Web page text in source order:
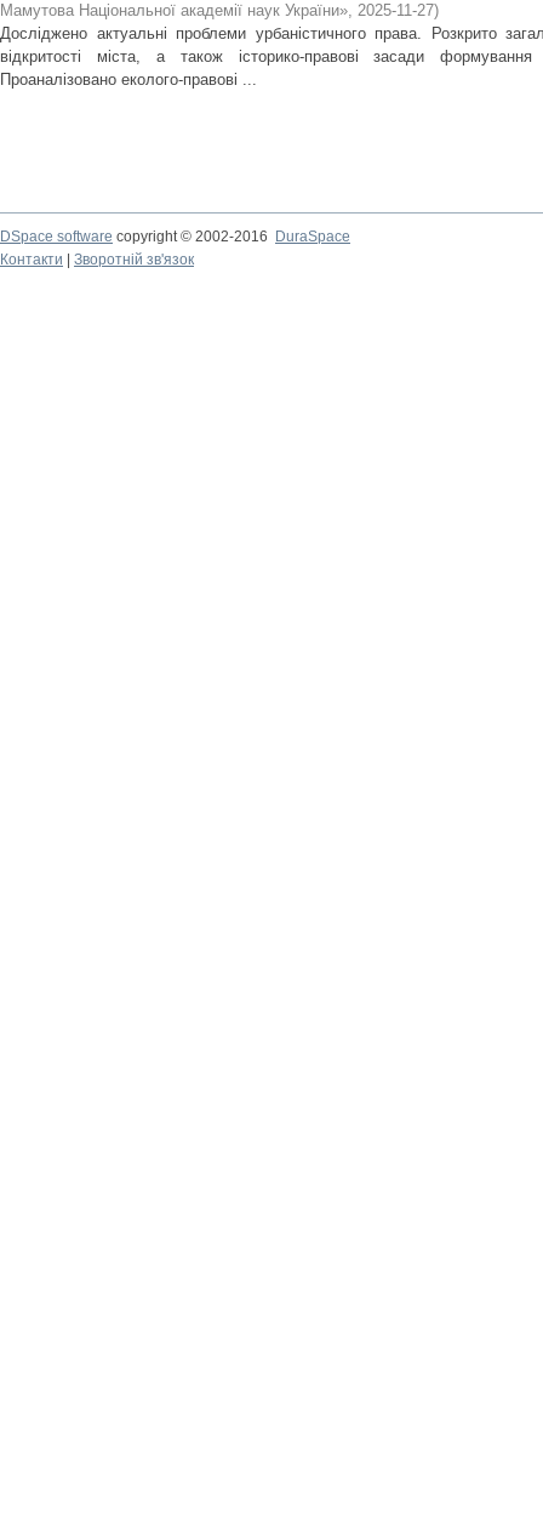
Мамутова Національної академії наук України», 2025-11-27)
Досліджено актуальні проблеми урбаністичного права. Розкрито
відкритості міста, а також історико-правові засади формування
Проаналізовано еколого-правові ...
DSpace software copyright © 2002-2016
DuraSpace
Контакти
Зворотній зв'язок